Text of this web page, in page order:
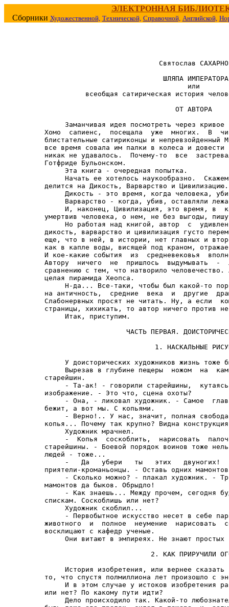
ЭЛЕКТРОННАЯ
Сборники Художественной, Технической, Справочной, Английской,